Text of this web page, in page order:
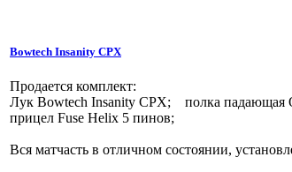
Bowtech Insanity CPX
Продается комплект:
Лук Bowtech Insanity CPX; полка
прицел Fuse Helix 5 пинов;
Вся матчасть в отличном состоянии,